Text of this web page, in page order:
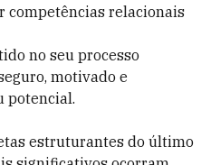
competências relacionais
no seu processo
motivado e
potencial.
estruturantes do último